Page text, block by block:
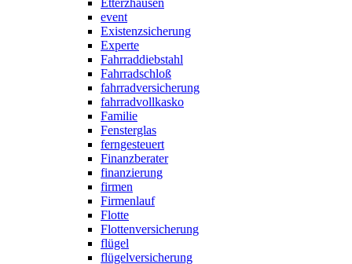
Etterzhausen
event
Existenzsicherung
Experte
Fahrraddiebstahl
Fahrradschloß
fahrradversicherung
fahrradvollkasko
Familie
Fensterglas
ferngesteuert
Finanzberater
finanzierung
firmen
Firmenlauf
Flotte
Flottenversicherung
flügel
flügelversicherung